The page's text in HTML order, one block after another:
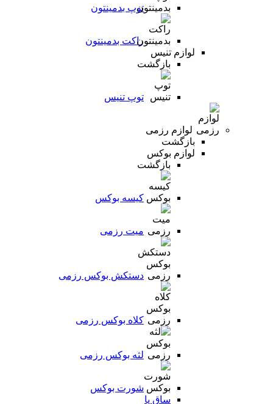
توپ بدمینتون
راکت بدمینتون
لوازم تنیس
بازگشت
توپ تنیس
لوازم رزمی
بازگشت
لوازم بوکس
بازگشت
کیسه بوکس
میت رزمی
دستکش بوکس رزمی
کلاه بوکس رزمی
لثه بوکس رزمی
شورت بوکس
ساق پا